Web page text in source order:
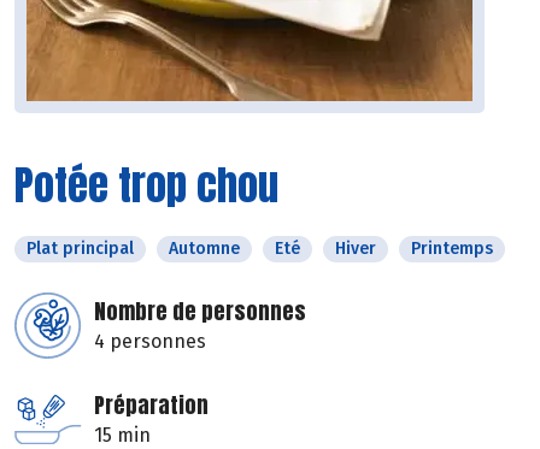
Potée trop chou
Plat principal Automne Eté Hiver Printemps
Nombre de personnes
4 personnes
Préparation
15 min